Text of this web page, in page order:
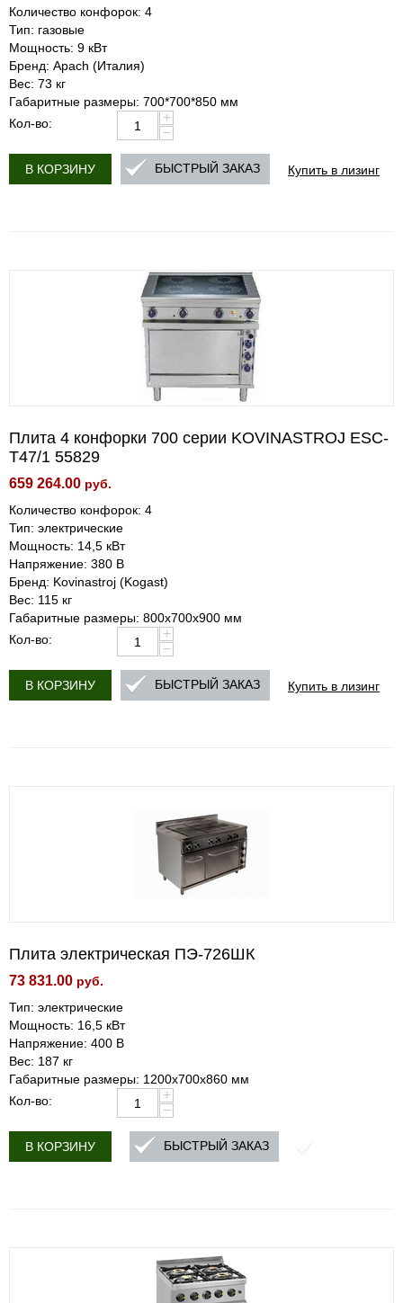
Количество конфорок: 4
Тип: газовые
Мощность: 9 кВт
Бренд: Apach (Италия)
Вес: 73 кг
Габаритные размеры: 700*700*850 мм
Кол-во:
+
−
В КОРЗИНУ Купить в лизинг
БЫСТРЫЙ ЗАКАЗ
Плита 4 конфорки 700 серии KOVINASTROJ ESC-
T47/1 55829
659 264.00 руб.
Количество конфорок: 4
Тип: электрические
Мощность: 14,5 кВт
Напряжение: 380 В
Бренд: Kovinastroj (Kogast)
Вес: 115 кг
Габаритные размеры: 800x700x900 мм
Кол-во:
+
−
В КОРЗИНУ Купить в лизинг
БЫСТРЫЙ ЗАКАЗ
Плита электрическая ПЭ-726ШК
73 831.00 руб.
Тип: электрические
Мощность: 16,5 кВт
Напряжение: 400 В
Вес: 187 кг
Габаритные размеры: 1200х700х860 мм
Кол-во:
+
−
В КОРЗИНУ БЫСТРЫЙ ЗАКАЗ